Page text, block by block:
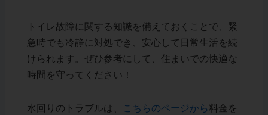
トイレ故障に関する知識を備えておくことで、緊
急時でも冷静に対処でき、安心して日常生活を続
けられます。ぜひ参考にして、住まいでの快適な
時間を守ってください！
水回りのトラブルは、 こちらのページから 料金を